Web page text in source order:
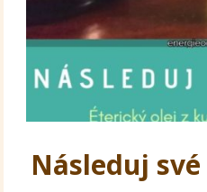
Následuj